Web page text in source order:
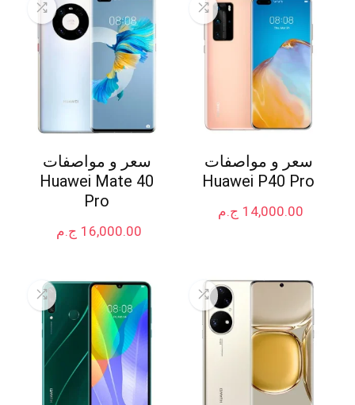
سعر و مواصفات
Huawei P40 Pro
ج.م 14,000.00
سعر و مواصفات
Huawei Mate 40
Pro
ج.م 16,000.00